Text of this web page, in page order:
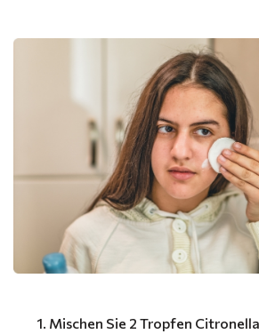
Mischen Sie 2 Tropfen